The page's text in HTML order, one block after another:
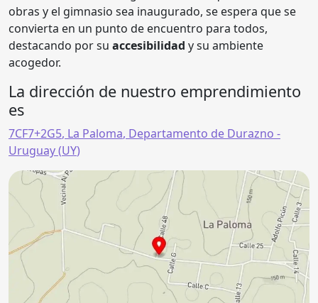
obras y el gimnasio sea inaugurado, se espera que se
convierta en un punto de encuentro para todos,
destacando por su accesibilidad y su ambiente
acogedor.
La dirección de nuestro emprendimiento
es
7CF7+2G5, La Paloma, Departamento de Durazno -
Uruguay (UY)